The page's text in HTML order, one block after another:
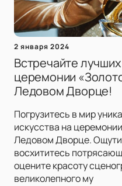
2 января 2024
Встречайте
церемонии
Ледовом Дворце!
Погрузитесь в мир
искусства на
Ледовом Дворце.
восхититесь
оцените красоту
великолепного му